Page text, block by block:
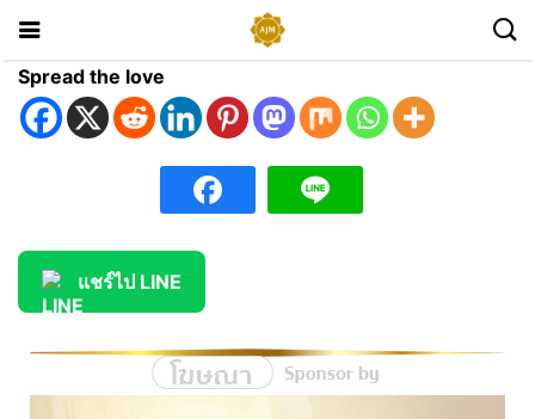
Spread the love
แชร์ไป LINE